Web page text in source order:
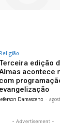
Religião
edição
acontece
com
evangelização
Jeferson Damasceno -
- Advertisement -